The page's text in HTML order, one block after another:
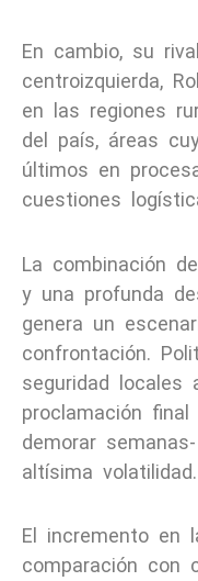
En cambio, su
centroizquierda,
en las regiones
del país, áreas
últimos en
cuestiones
La combinación
y una profunda
genera un
confrontación.
seguridad locales
proclamación
demorar
altísima volatilidad.
El incremento en
comparación con